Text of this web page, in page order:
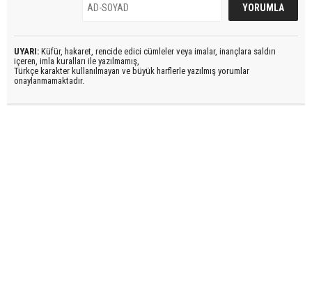
UYARI: Küfür, hakaret, rencide edici cümleler veya imalar, inançlara saldırı
içeren, imla kuralları ile yazılmamış,
Türkçe karakter kullanılmayan ve büyük harflerle yazılmış yorumlar
onaylanmamaktadır.